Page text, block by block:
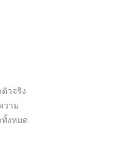
วจริง
วาม
ทั้งหมด